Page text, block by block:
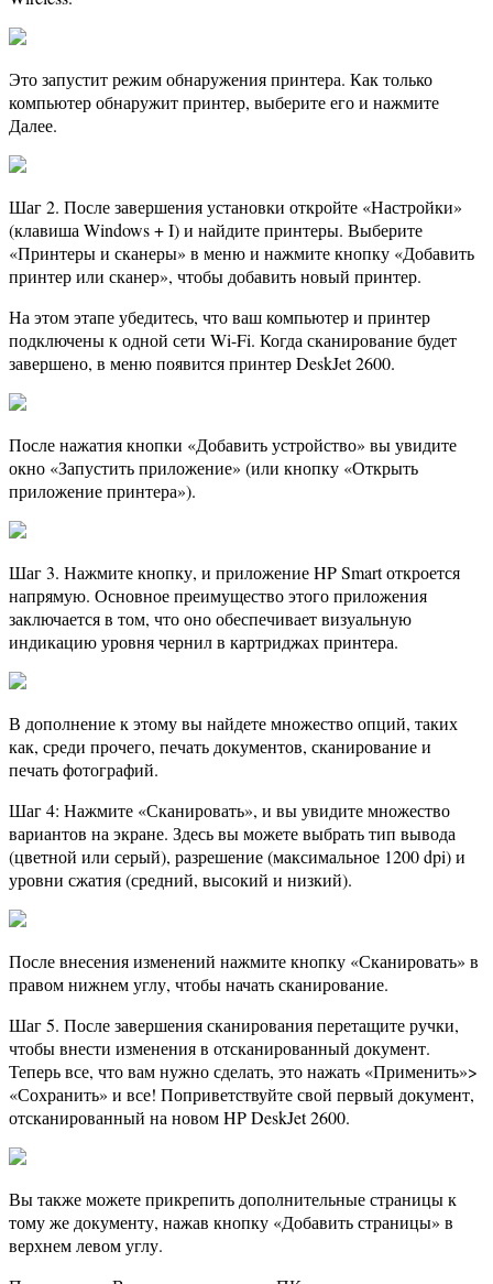
Это запустит режим обнаружения принтера. Как только
компьютер обнаружит принтер, выберите его и нажмите
Далее.
Шаг 2. После завершения установки откройте «Настройки»
(клавиша Windows + I) и найдите принтеры. Выберите
«Принтеры и сканеры» в меню и нажмите кнопку «Добавить
принтер или сканер», чтобы добавить новый принтер.
На этом этапе убедитесь, что ваш компьютер и принтер
подключены к одной сети Wi-Fi. Когда сканирование будет
завершено, в меню появится принтер DeskJet 2600.
После нажатия кнопки «Добавить устройство» вы увидите
окно «Запустить приложение» (или кнопку «Открыть
приложение принтера»).
Шаг 3. Нажмите кнопку, и приложение HP Smart откроется
напрямую. Основное преимущество этого приложения
заключается в том, что оно обеспечивает визуальную
индикацию уровня чернил в картриджах принтера.
В дополнение к этому вы найдете множество опций, таких
как, среди прочего, печать документов, сканирование и
печать фотографий.
Шаг 4: Нажмите «Сканировать», и вы увидите множество
вариантов на экране. Здесь вы можете выбрать тип вывода
(цветной или серый), разрешение (максимальное 1200 dpi) и
уровни сжатия (средний, высокий и низкий).
После внесения изменений нажмите кнопку «Сканировать» в
правом нижнем углу, чтобы начать сканирование.
Шаг 5. После завершения сканирования перетащите ручки,
чтобы внести изменения в отсканированный документ.
Теперь все, что вам нужно сделать, это нажать «Применить»>
«Сохранить» и все! Поприветствуйте свой первый документ,
отсканированный на новом HP DeskJet 2600.
Вы также можете прикрепить дополнительные страницы к
тому же документу, нажав кнопку «Добавить страницы» в
верхнем левом углу.